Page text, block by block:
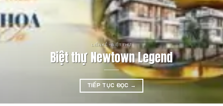
LIỀN KỀ - BIỆT THỰ
Biệt thự Newtown Legend
TIẾP TỤC ĐỌC →